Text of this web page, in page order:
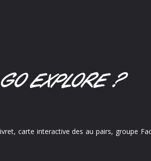
EXPLORE ?
carte interactive des au pairs, groupe